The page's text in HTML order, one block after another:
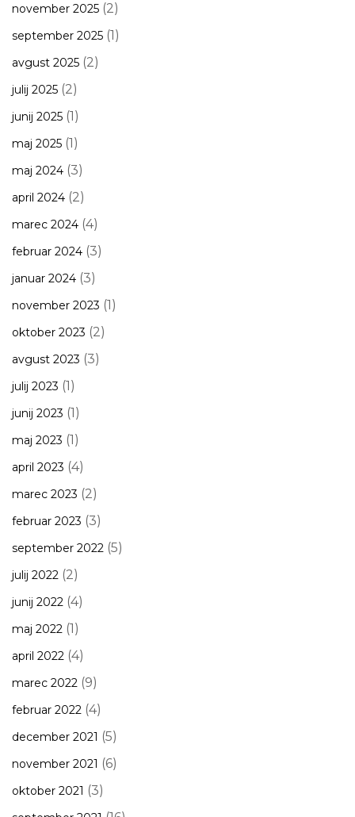
november 2025 (2)
september 2025 (1)
avgust 2025 (2)
julij 2025 (2)
junij 2025 (1)
maj 2025 (1)
maj 2024 (3)
april 2024 (2)
marec 2024 (4)
februar 2024 (3)
januar 2024 (3)
november 2023 (1)
oktober 2023 (2)
avgust 2023 (3)
julij 2023 (1)
junij 2023 (1)
maj 2023 (1)
april 2023 (4)
marec 2023 (2)
februar 2023 (3)
september 2022 (5)
julij 2022 (2)
junij 2022 (4)
maj 2022 (1)
april 2022 (4)
marec 2022 (9)
februar 2022 (4)
december 2021 (5)
november 2021 (6)
oktober 2021 (3)